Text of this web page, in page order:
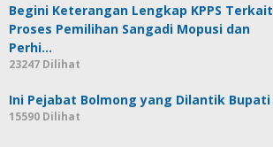
Begini Keterangan Lengkap KPPS Terkait
Proses Pemilihan Sangadi Mopusi dan
Perhi…
23247 Dilihat
Ini Pejabat Bolmong yang Dilantik Bupati
15590 Dilihat